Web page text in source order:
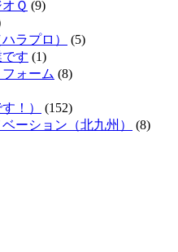
Ｑ (9)
ラプロ）
(5)
す (1)
ォーム (8)
！）
(152)
ーション（北九州）
(8)